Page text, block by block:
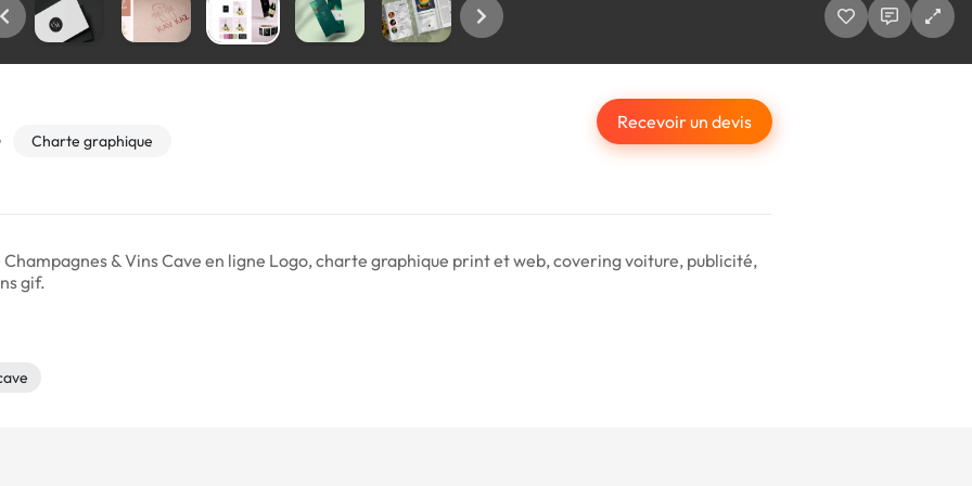
Charte graphique
Recevoir un devis
Champagnes & Vins Cave en ligne Logo, charte graphique print et web, covering voiture, publicité,
gif.